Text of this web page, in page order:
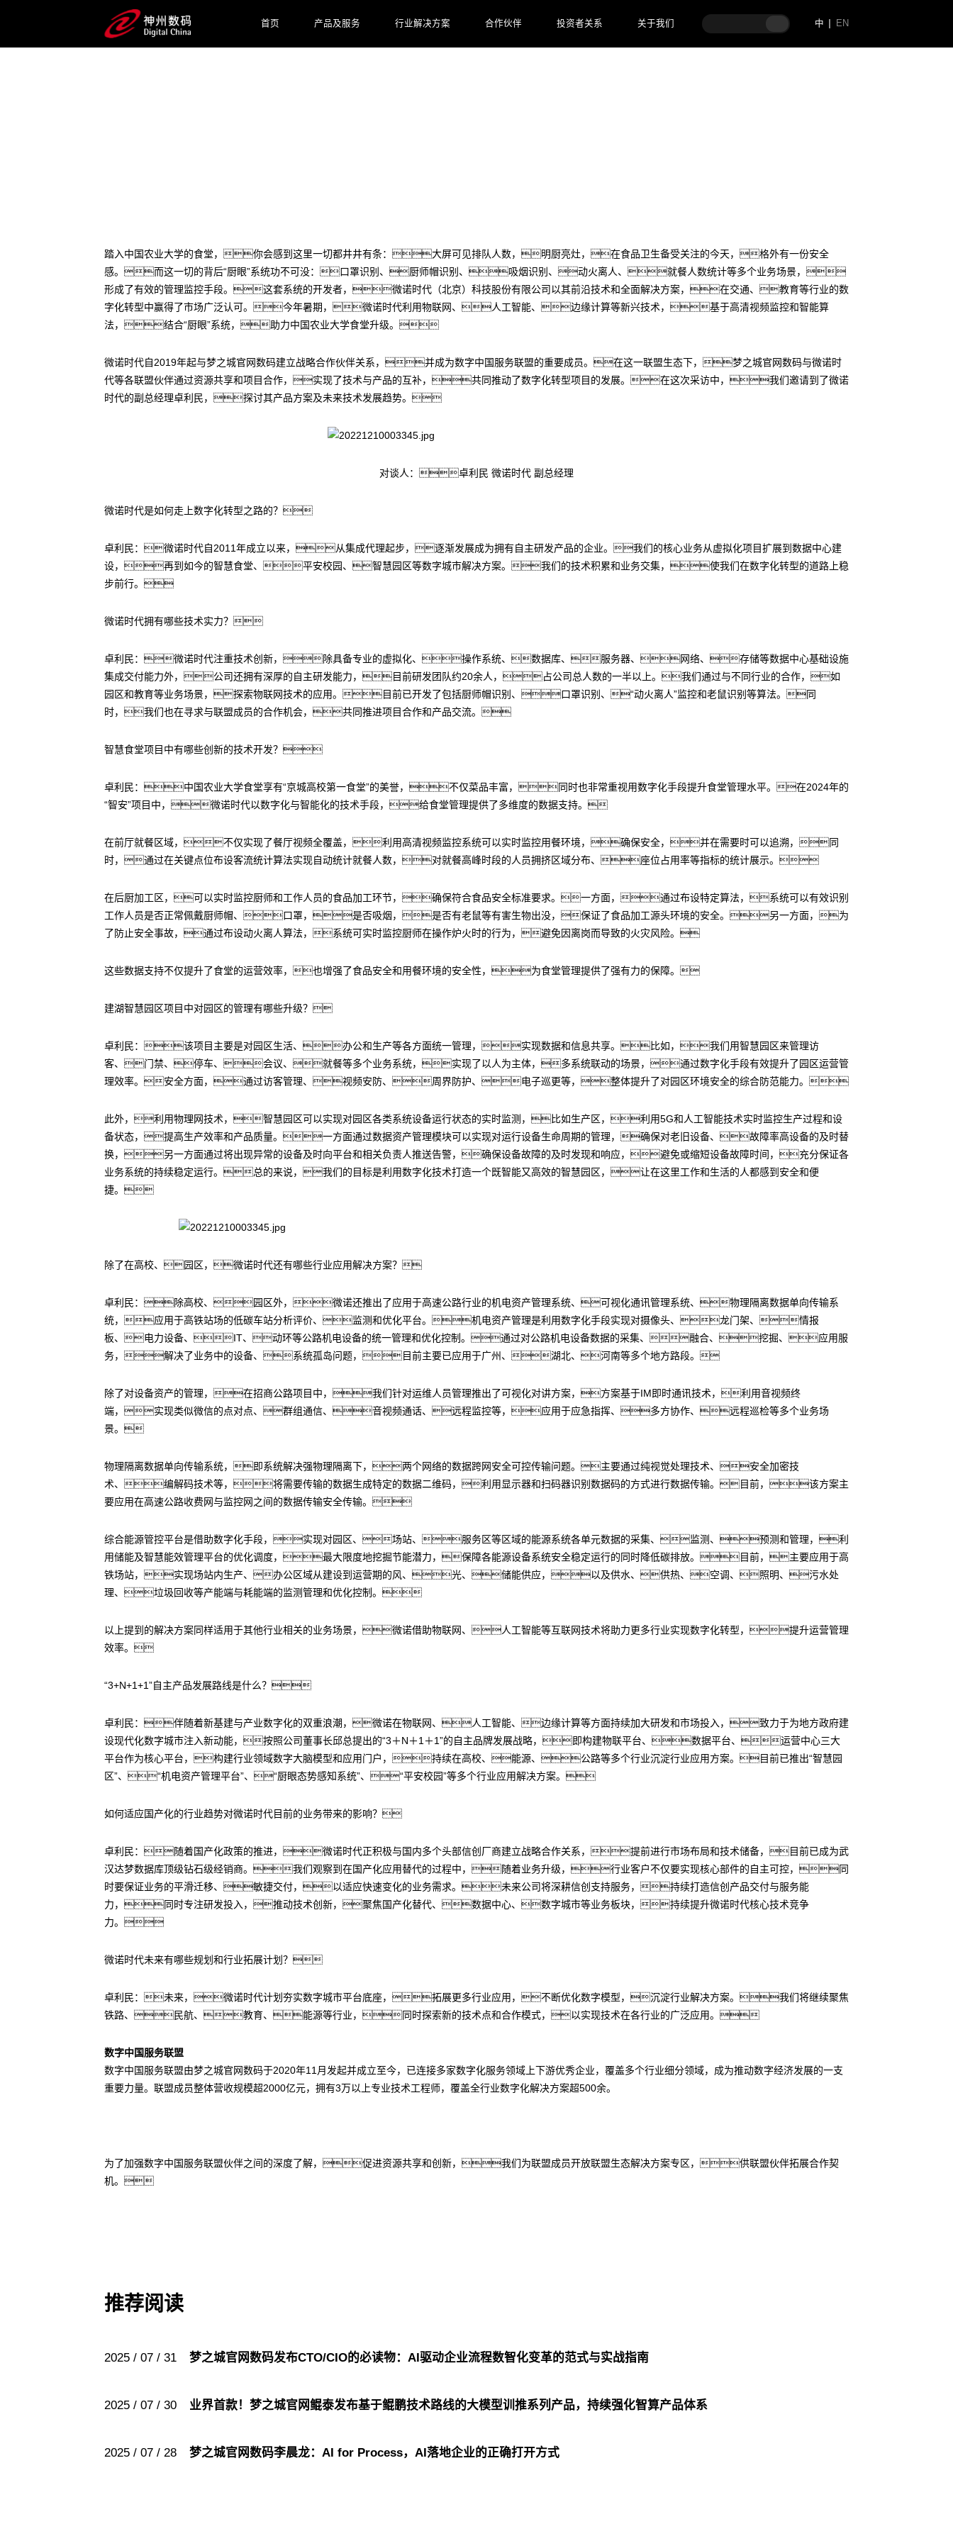
首页 产品及服务 行业解决方案 合作伙伴 投资者关系 关于我们 中 EN
踏入中国农业大学的食堂，你会感到这里一切都井井有条：大屏可见排队人数，明厨亮灶，在食品卫生备受关注的今天，格外有一份安全
感。而这一切的背后“厨眼”系统功不可没：口罩识别、厨师帽识别、吸烟识别、动火离人、就餐人数统计等多个业务场景，
形成了有效的管理监控手段。这套系统的开发者，微诺时代（北京）科技股份有限公司以其前沿技术和全面解决方案，在交通、教育等行业的数
字化转型中赢得了市场广泛认可。今年暑期，微诺时代利用物联网、人工智能、边缘计算等新兴技术，基于高清视频监控和智能算
法，结合“厨眼”系统，助力中国农业大学食堂升级。
微诺时代自2019年起与梦之城官网数码建立战略合作伙伴关系，并成为数字中国服务联盟的重要成员。在这一联盟生态下，梦之城官网数码与微诺时
代等各联盟伙伴通过资源共享和项目合作，实现了技术与产品的互补，共同推动了数字化转型项目的发展。在这次采访中，我们邀请到了微诺
时代的副总经理卓利民，探讨其产品方案及未来技术发展趋势。
对谈人：卓利民 微诺时代 副总经理
微诺时代是如何走上数字化转型之路的？
卓利民：微诺时代自2011年成立以来，从集成代理起步，逐渐发展成为拥有自主研发产品的企业。我们的核心业务从虚拟化项目扩展到数据中心建
设，再到如今的智慧食堂、平安校园、智慧园区等数字城市解决方案。我们的技术积累和业务交集，使我们在数字化转型的道路上稳
步前行。
微诺时代拥有哪些技术实力？
卓利民：微诺时代注重技术创新，除具备专业的虚拟化、操作系统、数据库、服务器、网络、存储等数据中心基础设施
集成交付能力外，公司还拥有深厚的自主研发能力，目前研发团队约20余人，占公司总人数的一半以上。我们通过与不同行业的合作，如
园区和教育等业务场景，探索物联网技术的应用。目前已开发了包括厨师帽识别、口罩识别、“动火离人”监控和老鼠识别等算法。同
时，我们也在寻求与联盟成员的合作机会，共同推进项目合作和产品交流。
智慧食堂项目中有哪些创新的技术开发？
卓利民：中国农业大学食堂享有“京城高校第一食堂”的美誉，不仅菜品丰富，同时也非常重视用数字化手段提升食堂管理水平。在2024年的
“智安”项目中，微诺时代以数字化与智能化的技术手段，给食堂管理提供了多维度的数据支持。
在前厅就餐区域，不仅实现了餐厅视频全覆盖，利用高清视频监控系统可以实时监控用餐环境，确保安全，并在需要时可以追溯，同
时，通过在关键点位布设客流统计算法实现自动统计就餐人数，对就餐高峰时段的人员拥挤区域分布、座位占用率等指标的统计展示。
在后厨加工区，可以实时监控厨师和工作人员的食品加工环节，确保符合食品安全标准要求。一方面，通过布设特定算法，系统可以有效识别
工作人员是否正常佩戴厨师帽、口罩，是否吸烟，是否有老鼠等有害生物出没，保证了食品加工源头环境的安全。另一方面，为
了防止安全事故，通过布设动火离人算法，系统可实时监控厨师在操作炉火时的行为，避免因离岗而导致的火灾风险。
这些数据支持不仅提升了食堂的运营效率，也增强了食品安全和用餐环境的安全性，为食堂管理提供了强有力的保障。
建湖智慧园区项目中对园区的管理有哪些升级？
卓利民：该项目主要是对园区生活、办公和生产等各方面统一管理，实现数据和信息共享。比如，我们用智慧园区来管理访
客、门禁、停车、会议、就餐等多个业务系统，实现了以人为主体，多系统联动的场景，通过数字化手段有效提升了园区运营管
理效率。安全方面，通过访客管理、视频安防、周界防护、电子巡更等，整体提升了对园区环境安全的综合防范能力。
此外，利用物理网技术，智慧园区可以实现对园区各类系统设备运行状态的实时监测，比如生产区，利用5G和人工智能技术实时监控生产过程和设
备状态，提高生产效率和产品质量。一方面通过数据资产管理模块可以实现对运行设备生命周期的管理，确保对老旧设备、故障率高设备的及时替
换，另一方面通过将出现异常的设备及时向平台和相关负责人推送告警，确保设备故障的及时发现和响应，避免或缩短设备故障时间，充分保证各
业务系统的持续稳定运行。总的来说，我们的目标是利用数字化技术打造一个既智能又高效的智慧园区，让在这里工作和生活的人都感到安全和便
捷。
除了在高校、园区，微诺时代还有哪些行业应用解决方案？
卓利民：除高校、园区外，微诺还推出了应用于高速公路行业的机电资产管理系统、可视化通讯管理系统、物理隔离数据单向传输系
统，应用于高铁站场的低碳车站分析评价、监测和优化平台。机电资产管理是利用数字化手段实现对摄像头、龙门架、情报
板、电力设备、IT、动环等公路机电设备的统一管理和优化控制。通过对公路机电设备数据的采集、融合、挖掘、应用服
务，解决了业务中的设备、系统孤岛问题，目前主要已应用于广州、湖北、河南等多个地方路段。
除了对设备资产的管理，在招商公路项目中，我们针对运维人员管理推出了可视化对讲方案，方案基于IM即时通讯技术，利用音视频终
端，实现类似微信的点对点、群组通信、音视频通话、远程监控等，应用于应急指挥、多方协作、远程巡检等多个业务场
景。
物理隔离数据单向传输系统，即系统解决强物理隔离下，两个网络的数据跨网安全可控传输问题。主要通过纯视觉处理技术、安全加密技
术、编解码技术等，将需要传输的数据生成特定的数据二维码，利用显示器和扫码器识别数据码的方式进行数据传输。目前，该方案主
要应用在高速公路收费网与监控网之间的数据传输安全传输。
综合能源管控平台是借助数字化手段，实现对园区、场站、服务区等区域的能源系统各单元数据的采集、监测、预测和管理，利
用储能及智慧能效管理平台的优化调度，最大限度地挖掘节能潜力，保障各能源设备系统安全稳定运行的同时降低碳排放。目前，主要应用于高
铁场站，实现场站内生产、办公区域从建设到运营期的风、光、储能供应，以及供水、供热、空调、照明、污水处
理、垃圾回收等产能端与耗能端的监测管理和优化控制。
以上提到的解决方案同样适用于其他行业相关的业务场景，微诺借助物联网、人工智能等互联网技术将助力更多行业实现数字化转型，提升运营管理
效率。
“3+N+1+1”自主产品发展路线是什么？
卓利民：伴随着新基建与产业数字化的双重浪潮，微诺在物联网、人工智能、边缘计算等方面持续加大研发和市场投入，致力于为地方政府建
设现代化数字城市注入新动能，按照公司董事长邱总提出的“3＋N＋1＋1”的自主品牌发展战略，即构建物联平台、数据平台、运营中心三大
平台作为核心平台，构建行业领域数字大脑模型和应用门户，持续在高校、能源、公路等多个行业沉淀行业应用方案。目前已推出“智慧园
区”、“机电资产管理平台”、“厨眼态势感知系统”、“平安校园”等多个行业应用解决方案。
如何适应国产化的行业趋势对微诺时代目前的业务带来的影响？
卓利民：随着国产化政策的推进，微诺时代正积极与国内多个头部信创厂商建立战略合作关系，提前进行市场布局和技术储备，目前已成为武
汉达梦数据库顶级钻石级经销商。我们观察到在国产化应用替代的过程中，随着业务升级，行业客户不仅要实现核心部件的自主可控，同
时要保证业务的平滑迁移、敏捷交付，以适应快速变化的业务需求。未来公司将深耕信创支持服务，持续打造信创产品交付与服务能
力，同时专注研发投入，推动技术创新，聚焦国产化替代、数据中心、数字城市等业务板块，持续提升微诺时代核心技术竞争
力。
微诺时代未来有哪些规划和行业拓展计划？
卓利民：未来，微诺时代计划夯实数字城市平台底座，拓展更多行业应用，不断优化数字模型，沉淀行业解决方案。我们将继续聚焦
铁路、民航、教育、能源等行业，同时探索新的技术点和合作模式，以实现技术在各行业的广泛应用。
数字中国服务联盟
数字中国服务联盟由梦之城官网数码于2020年11月发起并成立至今，已连接多家数字化服务领域上下游优秀企业，覆盖多个行业细分领域，成为推动数字经济发展的一支
重要力量。联盟成员整体营收规模超2000亿元，拥有3万以上专业技术工程师，覆盖全行业数字化解决方案超500余。
为了加强数字中国服务联盟伙伴之间的深度了解，促进资源共享和创新，我们为联盟成员开放联盟生态解决方案专区，供联盟伙伴拓展合作契
机。
推荐阅读
2025 / 07 / 31 梦之城官网数码发布CTO/CIO的必读物：AI驱动企业流程数智化变革的范式与实战指南
2025 / 07 / 30 业界首款！梦之城官网鲲泰发布基于鲲鹏技术路线的大模型训推系列产品，持续强化智算产品体系
2025 / 07 / 28 梦之城官网数码李晨龙：AI for Process，AI落地企业的正确打开方式